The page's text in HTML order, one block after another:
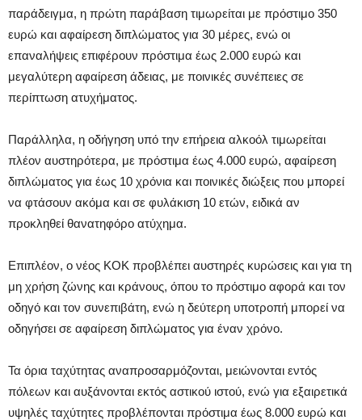
παράδειγμα, η πρώτη παράβαση τιμωρείται με πρόστιμο 350
ευρώ και αφαίρεση διπλώματος για 30 μέρες, ενώ οι
επαναλήψεις επιφέρουν πρόστιμα έως 2.000 ευρώ και
μεγαλύτερη αφαίρεση άδειας, με ποινικές συνέπειες σε
περίπτωση ατυχήματος.
Παράλληλα, η οδήγηση υπό την επήρεια αλκοόλ τιμωρείται
πλέον αυστηρότερα, με πρόστιμα έως 4.000 ευρώ, αφαίρεση
διπλώματος για έως 10 χρόνια και ποινικές διώξεις που μπορεί
να φτάσουν ακόμα και σε φυλάκιση 10 ετών, ειδικά αν
προκληθεί θανατηφόρο ατύχημα.
Επιπλέον, ο νέος ΚΟΚ προβλέπει αυστηρές κυρώσεις και για τη
μη χρήση ζώνης και κράνους, όπου το πρόστιμο αφορά και τον
οδηγό και τον συνεπιβάτη, ενώ η δεύτερη υποτροπή μπορεί να
οδηγήσει σε αφαίρεση διπλώματος για έναν χρόνο.
Τα όρια ταχύτητας αναπροσαρμόζονται, μειώνονται εντός
πόλεων και αυξάνονται εκτός αστικού ιστού, ενώ για εξαιρετικά
υψηλές ταχύτητες προβλέπονται πρόστιμα έως 8.000 ευρώ και